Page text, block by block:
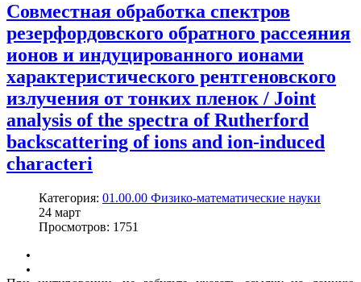
Совместная обработка спектров
резерфордовского обратного рассеяния
ионов и индуцированного ионами
характеристического рентгеновского
излучения от тонких пленок / Joint
analysis of the spectra of Rutherford
backscattering of ions and ion-induced
characteri
Категория: 01.00.00 Физико-математические науки
24 март
Просмотров: 1751